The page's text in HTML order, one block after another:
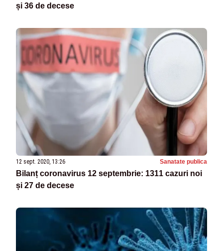
și 36 de decese
12 sept. 2020, 13:26 Sanatate publica
Bilanț coronavirus 12 septembrie: 1311 cazuri noi
și 27 de decese